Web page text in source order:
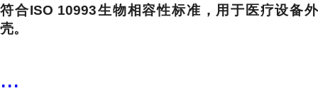
符合ISO 10993生物相容性标准，用于医疗设备外
壳。
...